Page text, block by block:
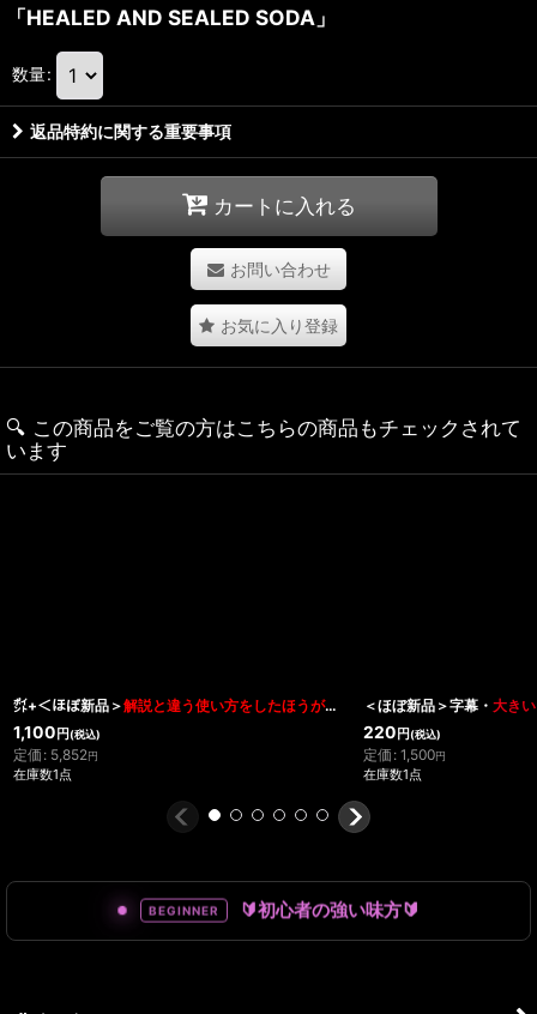
「HEALED AND SEALED SODA」
数量:
返品特約に関する重要事項
カートに入れる
お問い合わせ
お気に入り登録
🔍️ この商品をご覧の方はこちらの商品もチェックされて
います
㌽+＜ほぼ新品＞解説と違う使い方をしたほうがいいネタ 「HERITAGE」
1,100 円(税込)
定価 : 5,852円
在庫数1点
＜ほぼ新品＞字幕・ 大き
220 円(税込)
定価 : 1,500円
在庫数1点
BEGINNER 🔰初心者の強い味方🔰